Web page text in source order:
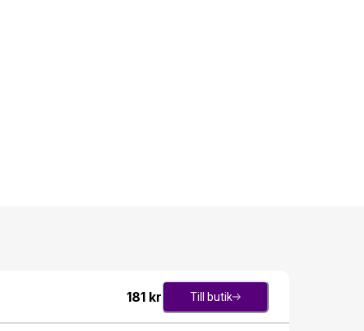
181 kr Till butik